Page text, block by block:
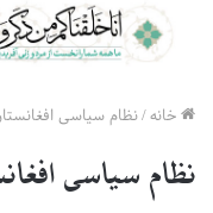
خانه/نظام سیاسی
نظام سیاسی